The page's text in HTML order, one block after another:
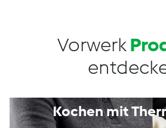
Vorwerk
Kochen mit